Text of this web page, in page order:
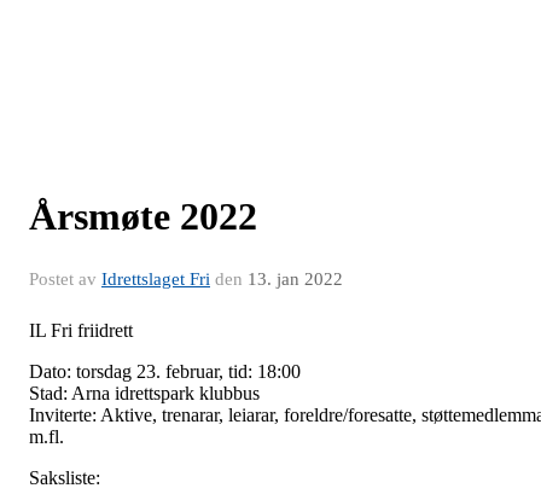
Årsmøte 2022
Postet av Idrettslaget Fri den 13. jan 2022
IL Fri friidrett
Dato: torsdag 23. februar, tid: 18:00
Stad: Arna idrettspark klubbus
Inviterte: Aktive, trenarar, leiarar, foreldre/foresatte,
m.fl.
Saksliste: